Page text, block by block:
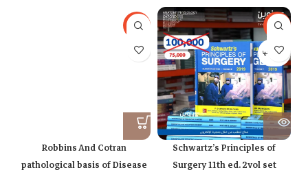
-25%
بيعت كلها
Schwartz’s Principles of
Surgery 11th ed. 2vol set
-44%
Robbins And Cotran
pathological basis of Disease